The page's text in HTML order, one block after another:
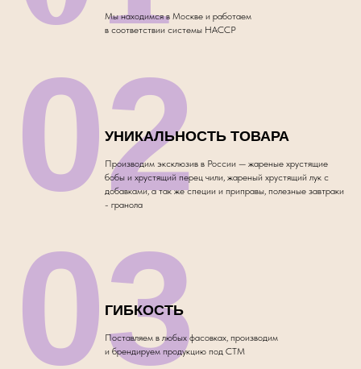
Мы находимся в Москве и работаем
в соответствии системы НАССР
УНИКАЛЬНОСТЬ ТОВАРА
Производим эксклюзив в России — жареные хрустящие
бобы и хрустящий перец чили, жареный хрустящий лук с
добавками, а так же специи и приправы, полезные завтраки
- гранола
02
ГИБКОСТЬ
Поставляем в любых фасовках, производим
и брендируем продукцию под СТМ
03